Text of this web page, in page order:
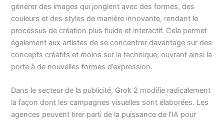
générer des images qui jonglent avec des formes, des
couleurs et des styles de manière innovante, rendant le
processus de création plus fluide et interactif. Cela permet
également aux artistes de se concentrer davantage sur des
concepts créatifs et moins sur la technique, ouvrant ainsi la
porte à de nouvelles formes d’expression.
Dans le secteur de la publicité, Grok 2 modifie radicalement
la façon dont les campagnes visuelles sont élaborées. Les
agences peuvent tirer parti de la puissance de l’IA pour